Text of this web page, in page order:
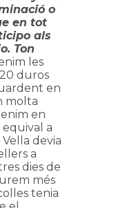
o
en tot
als
Ton
les
duros
en
molta
en
a
devia
a
dies de
més
tenia